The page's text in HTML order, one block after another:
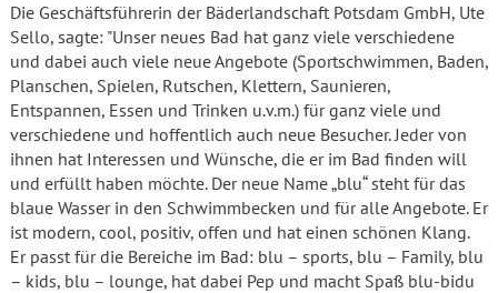
Die Geschäftsführerin der Bäderlandschaft Potsdam GmbH, Ute
Sello, sagte: "Unser neues Bad hat ganz viele verschiedene
und dabei auch viele neue Angebote (Sportschwimmen, Baden,
Planschen, Spielen, Rutschen, Klettern, Saunieren,
Entspannen, Essen und Trinken u.v.m.) für ganz viele und
verschiedene und hoffentlich auch neue Besucher. Jeder von
ihnen hat Interessen und Wünsche, die er im Bad finden will
und erfüllt haben möchte. Der neue Name „blu“ steht für das
blaue Wasser in den Schwimmbecken und für alle Angebote. Er
ist modern, cool, positiv, offen und hat einen schönen Klang.
Er passt für die Bereiche im Bad: blu – sports, blu – Family, blu
– kids, blu – lounge, hat dabei Pep und macht Spaß blu-bidu